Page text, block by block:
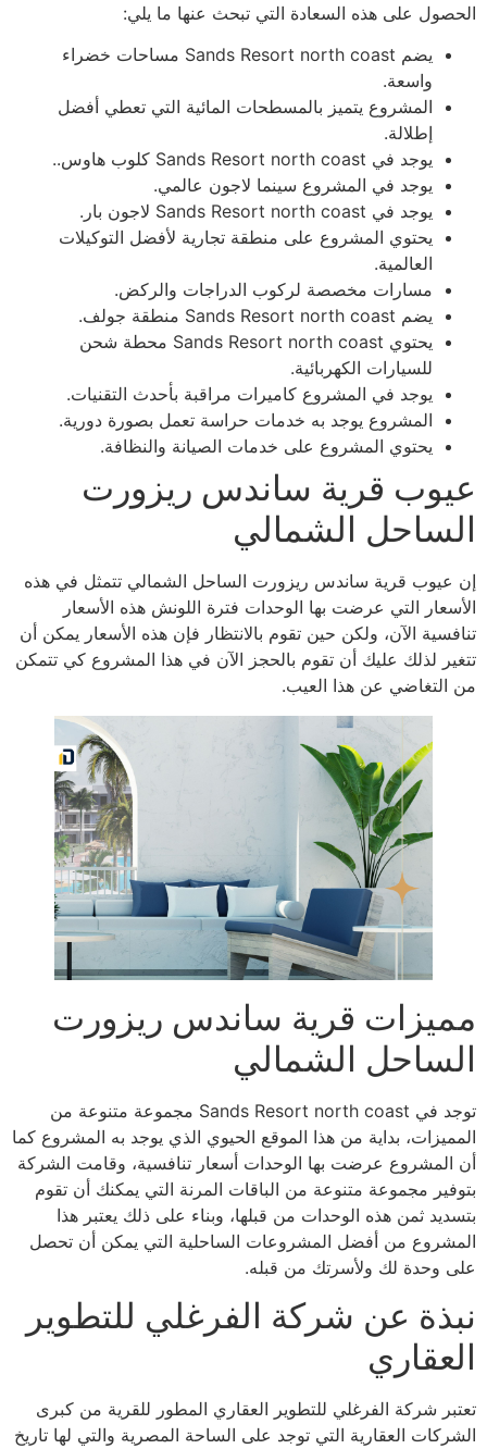
الحصول على هذه السعادة التي تبحث عنها ما يلي:
يضم Sands Resort north coast مساحات خضراء
واسعة.
المشروع يتميز بالمسطحات المائية التي تعطي أفضل
إطلالة.
يوجد في Sands Resort north coast كلوب هاوس..
يوجد في المشروع سينما لاجون عالمي.
يوجد في Sands Resort north coast لاجون بار.
يحتوي المشروع على منطقة تجارية لأفضل التوكيلات
العالمية.
مسارات مخصصة لركوب الدراجات والركض.
يضم Sands Resort north coast منطقة جولف.
يحتوي Sands Resort north coast محطة شحن
للسيارات الكهربائية.
يوجد في المشروع كاميرات مراقبة بأحدث التقنيات.
المشروع يوجد به خدمات حراسة تعمل بصورة دورية.
يحتوي المشروع على خدمات الصيانة والنظافة.
عيوب قرية ساندس ريزورت
الساحل الشمالي
إن عيوب قرية ساندس ريزورت الساحل الشمالي تتمثل في هذه
الأسعار التي عرضت بها الوحدات فترة اللونش هذه الأسعار
تنافسية الآن، ولكن حين تقوم بالانتظار فإن هذه الأسعار يمكن أن
تتغير لذلك عليك أن تقوم بالحجز الآن في هذا المشروع كي تتمكن
من التغاضي عن هذا العيب.
مميزات قرية ساندس ريزورت
الساحل الشمالي
توجد في Sands Resort north coast مجموعة متنوعة من
المميزات، بداية من هذا الموقع الحيوي الذي يوجد به المشروع كما
أن المشروع عرضت بها الوحدات أسعار تنافسية، وقامت الشركة
بتوفير مجموعة متنوعة من الباقات المرنة التي يمكنك أن تقوم
بتسديد ثمن هذه الوحدات من قبلها، وبناء على ذلك يعتبر هذا
المشروع من أفضل المشروعات الساحلية التي يمكن أن تحصل
على وحدة لك ولأسرتك من قبله.
نبذة عن شركة الفرغلي للتطوير
العقاري
تعتبر شركة الفرغلي للتطوير العقاري المطور للقرية من كبرى
الشركات العقارية التي توجد على الساحة المصرية والتي لها تاريخ